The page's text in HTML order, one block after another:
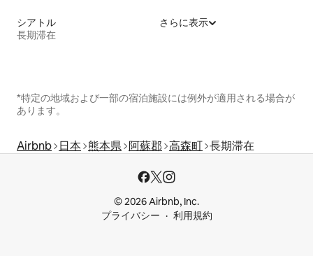
シアトル
長期滞在
さらに表示
*特定の地域および一部の宿泊施設には例外が適用される場合が
あります。
Airbnb 日本 熊本県 阿蘇郡 高森町 長期滞在
© 2026 Airbnb, Inc.
プライバシー
利用規約